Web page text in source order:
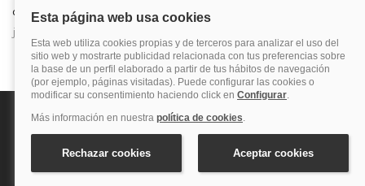
de playa
julio 1, 2026
© 2025 Blog de quehoteles.com. Todos los derechos reservados.